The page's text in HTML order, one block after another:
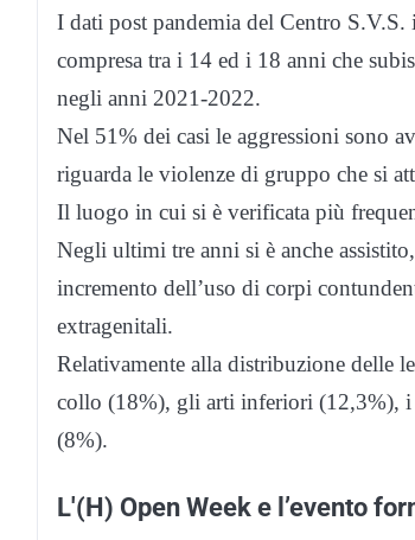
I dati post pandemia del Centro
compresa tra i 14 ed i 18 anni che
negli anni 2021-2022.
Nel 51% dei casi le aggressioni sono
riguarda le violenze di gruppo che si
Il luogo in cui si è verificata più
Negli ultimi tre anni si è anche
incremento dell’uso di corpi
extragenitali.
Relativamente alla distribuzione delle
collo (18%), gli arti inferiori (12,3%), i
(8%).
L'(H) Open Week e l’evento